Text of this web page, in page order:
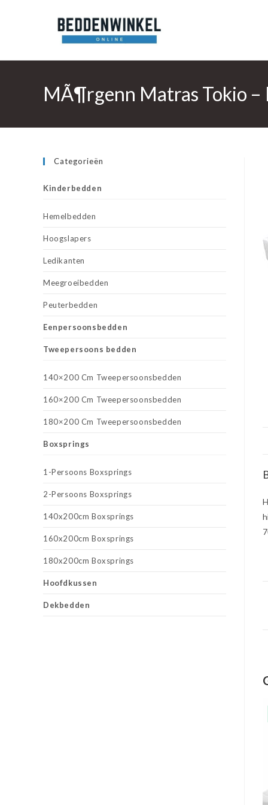
MÃ¶rgenn Matras Tokio
Categorieën
Kinderbedden
Hemelbedden
Hoogslapers
Ledikanten
Meegroeibedden
Peuterbedden
Eenpersoonsbedden
Tweepersoons bedden
140×200 Cm Tweepersoonsbedden
160×200 Cm Tweepersoonsbedden
180×200 Cm Tweepersoonsbedden
Boxsprings
1-Persoons Boxsprings
2-Persoons Boxsprings
140x200cm Boxsprings
160x200cm Boxsprings
180x200cm Boxsprings
Hoofdkussen
Dekbedden